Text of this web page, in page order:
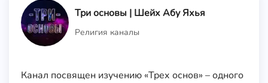
Три основы | Шейх Абу Яхья
Религия каналы
Канал посвящен изучению «Трех основ» – одного